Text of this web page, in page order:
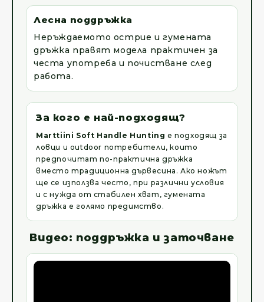
Лесна поддръжка
Неръждаемото острие и гумената
дръжка правят модела практичен за
честа употреба и почистване след
работа.
За кого е най-подходящ?
Marttiini Soft Handle Hunting е подходящ за
ловци и outdoor потребители, които
предпочитат по-практична дръжка
вместо традиционна дървесина. Ако ножът
ще се използва често, при различни условия
и с нужда от стабилен хват, гумената
дръжка е голямо предимство.
Видео: поддръжка и заточване